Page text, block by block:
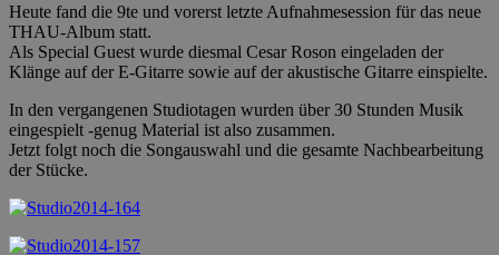
Heute fand die 9te und vorerst letzte Aufnahmesession für das neue
THAU-Album statt.
Als Special Guest wurde diesmal Cesar Roson eingeladen der
Klänge auf der E-Gitarre sowie auf der akustische Gitarre einspielte.
In den vergangenen Studiotagen wurden über 30 Stunden Musik
eingespielt -genug Material ist also zusammen.
Jetzt folgt noch die Songauswahl und die gesamte Nachbearbeitung
der Stücke.